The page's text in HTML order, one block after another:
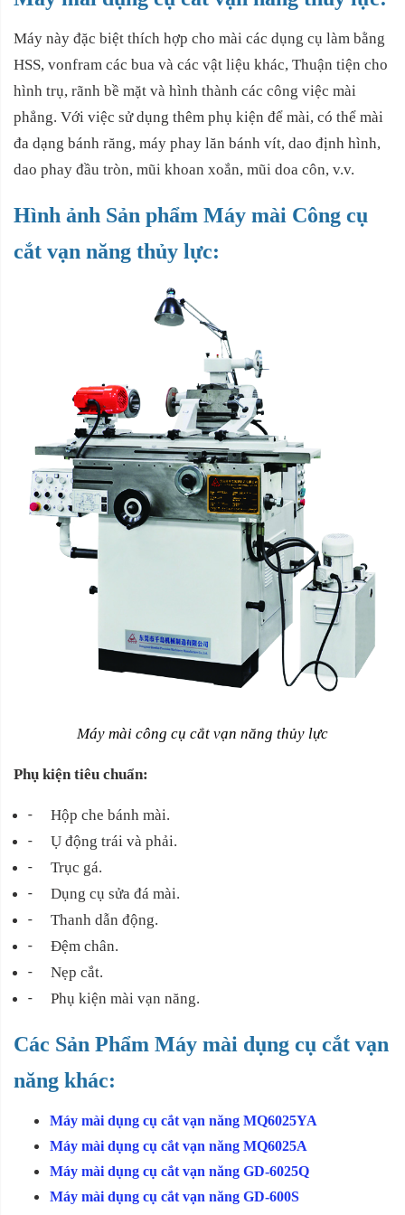
Máy này đặc biệt thích hợp cho mài các dụng cụ làm bằng
HSS, vonfram các bua và các vật liệu khác, Thuận tiện cho
hình trụ, rãnh bề mặt và hình thành các công việc mài
phẳng. Với việc sử dụng thêm phụ kiện để mài, có thể mài
đa dạng bánh răng, máy phay lăn bánh vít, dao định hình,
dao phay đầu tròn, mũi khoan xoắn, mũi doa côn, v.v.
Hình ảnh Sản phẩm Máy mài Công cụ
cắt vạn năng thủy lực:
Máy mài công cụ cắt vạn năng thủy lực
Phụ kiện tiêu chuẩn:
- Hộp che bánh mài.
- Ụ động trái và phải.
- Trục gá.
- Dụng cụ sửa đá mài.
- Thanh dẫn động.
- Đệm chân.
- Nẹp cắt.
- Phụ kiện mài vạn năng.
Các Sản Phẩm Máy mài dụng cụ cắt vạn
năng khác:
Máy mài dụng cụ cắt vạn năng MQ6025YA
Máy mài dụng cụ cắt vạn năng MQ6025A
Máy mài dụng cụ cắt vạn năng GD-6025Q
Máy mài dụng cụ cắt vạn năng GD-600S